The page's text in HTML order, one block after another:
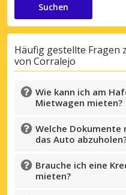
Suchen
Häufig gestellte Fragen
von Corralejo
Wie kann ich am
Mietwagen mieten?
Welche Dokumente
das Auto
Brauche ich eine
mieten?